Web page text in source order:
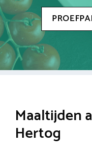
Maaltijden
Hertog